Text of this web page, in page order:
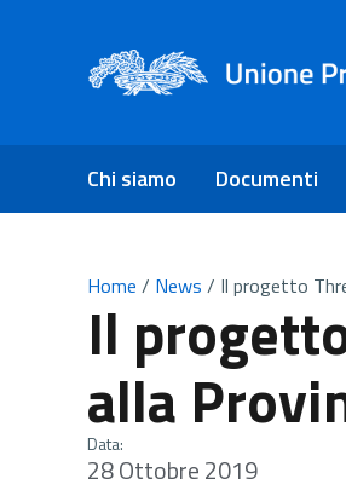
Chi siamo Documenti
Home / News / Il progetto
Il
alla
Data:
28 Ottobre 2019